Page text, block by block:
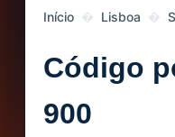
Início Lisboa
Código
900